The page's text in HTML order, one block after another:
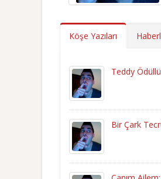
Köşe Yazıları
Teddy
Bir Çark